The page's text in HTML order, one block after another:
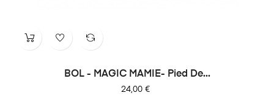
BOL - MAGIC MAMIE- Pied De...
Prix
24,00 €